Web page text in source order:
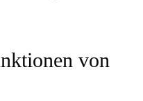
von